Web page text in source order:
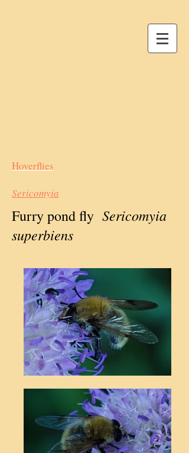
Hoverflies
Sericomyia
Furry pond fly Sericomyia
superbiens